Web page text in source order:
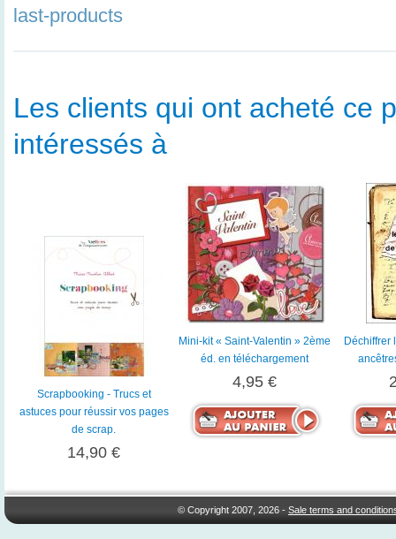
last-products
Les clients qui ont acheté ce
intéressés à
Scrapbooking - Trucs et
astuces pour réussir vos pages
de scrap.
14,90 €
Mini-kit « Saint-Valentin » 2ème
éd. en téléchargement
4,95 €
Déchiffrer
© Copyright 2007, 2026 -Sale terms and